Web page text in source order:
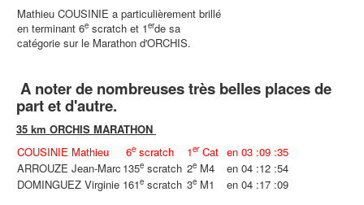
Mathieu COUSINIE a particulièrement brillé
en terminant 6e scratch et 1erde sa
catégorie sur le Marathon d'ORCHIS.
A noter de nombreuses très belles places de
part et d'autre.
35 km ORCHIS MARATHON
COUSINIE Mathieu
6e scratch 1erCat en 03 :09 :35
ARROUZE Jean-Marc 135e scratch 2e M4
en 04 :12 :54
DOMINGUEZ Virginie 161e scratch 3e M1 en 04 :17 :09